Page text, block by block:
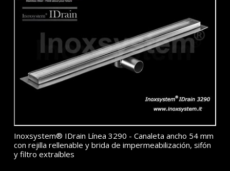
Inoxsystem® IDrain Línea 3290 - Canaleta ancho 54 mm
con rejilla rellenable y brida de impermeabilización, sifón
y filtro extraíbles